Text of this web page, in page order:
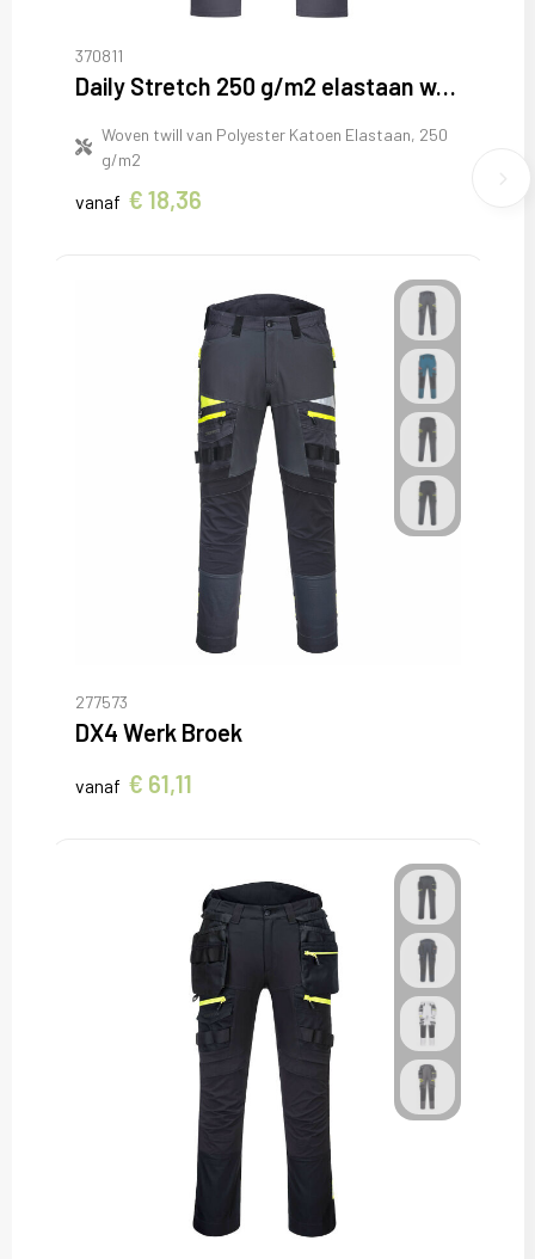
370811
Daily Stretch 250 g/m2 elastaan werkbroek
Woven twill van Polyester Katoen Elastaan, 250
g/m2
vanaf € 18,36
277573
DX4 Werk Broek
vanaf € 61,11